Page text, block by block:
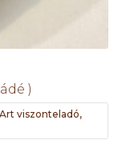
)
viszonteladó,